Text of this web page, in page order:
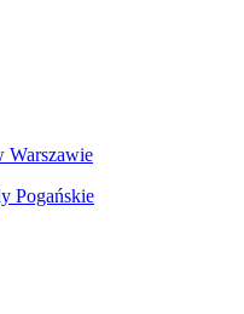
Warszawie
Pogańskie